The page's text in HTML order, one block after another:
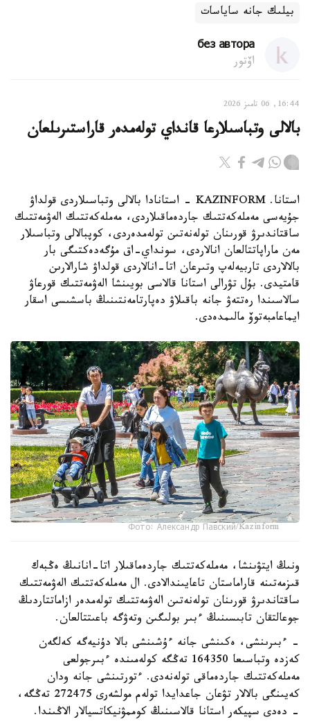
بيلىك جانە ساياسات
без автора
اۆتور
16:44, 06 تامىز 2026
بالالى وتباسىلارعا قانداي تولەمدەر قاراستىرىلعان
استانا. KAZINFORM - استانادا بالالى وتباسىلاردى قولداۋ
جۇيەسى مەملەكەتتىك جاردەماقىلاردى، مەملەكەتتىك الەۋمەتتىك
ساقتاندىرۋ قورىنان تولەنەتىن تولەمدەردى، كوپبالالى وتباسىلار
مەن ماراپاتتالعان انالاردى، سونداي-اق مۇگەدەكتىگى بار
بالالاردى تاربيەلەپ وتىرعان اتا-انالاردى قولداۋ شارالارىن
قامتيدى. بۇل تۋرالى استانا قالاسى بويىنشا الەۋمەتتىك قورعاۋ
سالاسىندا رەتتەۋ جانە باقىلاۋ دەپارتامەنتىنىڭ باسشىسى اسقار
ايماعامبەتوۆ مالىمدەدى.
Фото: Александр Павский/Kazinform
ونىڭ ايتۋىنشا، مەملەكەتتىك جاردەماقىلار اتا-انانىڭ ەڭبەك
قىزمەتىنە قاراماستان تاعايىندالادى. ال مەملەكەتتىك الەۋمەتتىك
ساقتاندىرۋ قورىنان تولەنەتىن الەۋمەتتىك تولەمدەر ازاماتتاردىڭ
جوعالتقان تابىسىنىڭ ءبىر بولىگىن وتەۋگە باعىتتالعان.
- ءبىرىنشى، ەكىنشى جانە ءۇشىنشى بالا دۇنيەگە كەلگەن
كەزدە وتباسىعا 164350 تەڭگە كولەمىندە ءبىرجولعى
مەملەكەتتىك جاردەماقى تولەنەدى. ءتورتىنشى جانە ودان
كەيىنگى بالالار تۋعان جاعدايدا تولەم مولشەرى 272475 تەڭگە،
- دەدى سپيكەر استانا قالاسىنىڭ كوممۋنيكاتسيالار الاڭىندا.